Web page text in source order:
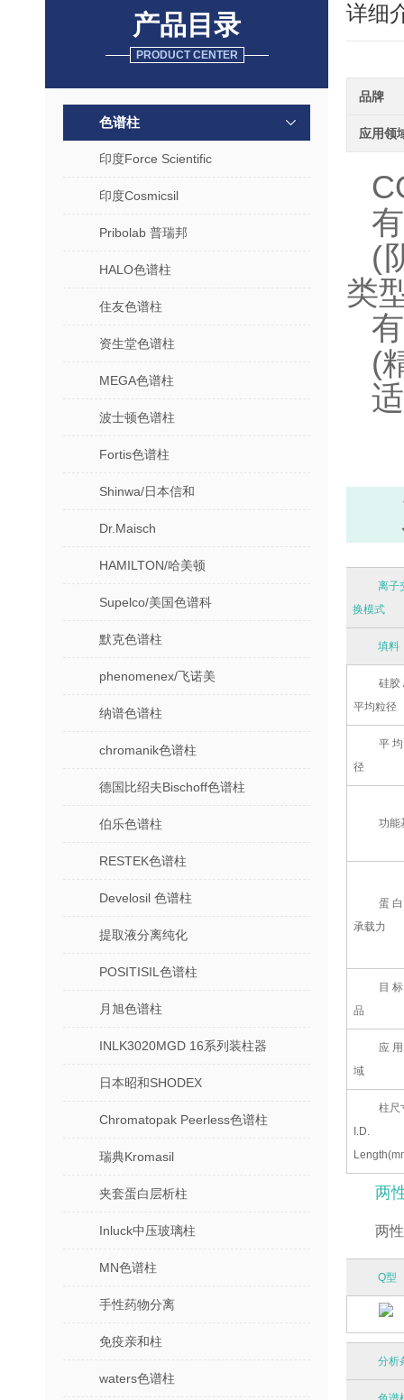
产品目录
PRODUCT CENTER
色谱柱
印度Force Scientific
印度Cosmicsil
Pribolab 普瑞邦
HALO色谱柱
住友色谱柱
资生堂色谱柱
MEGA色谱柱
波士顿色谱柱
Fortis色谱柱
Shinwa/日本信和
Dr.Maisch
HAMILTON/哈美顿
Supelco/美国色谱科
默克色谱柱
phenomenex/飞诺美
纳谱色谱柱
chromanik色谱柱
德国比绍夫Bischoff色谱柱
伯乐色谱柱
RESTEK色谱柱
Develosil 色谱柱
提取液分离纯化
POSITISIL色谱柱
月旭色谱柱
INLK3020MGD 16系列装柱器
日本昭和SHODEX
Chromatopak Peerless色谱柱
瑞典Kromasil
夹套蛋白层析柱
Inluck中压玻璃柱
MN色谱柱
手性药物分离
免疫亲和柱
waters色谱柱
详细
品牌
应用领
(
类
(
离子
换模式
填料
硅胶
平均粒径
平
径
功能
蛋
承载力
目
品
应
域
柱尺
I.D.
两
两
Q型
分析